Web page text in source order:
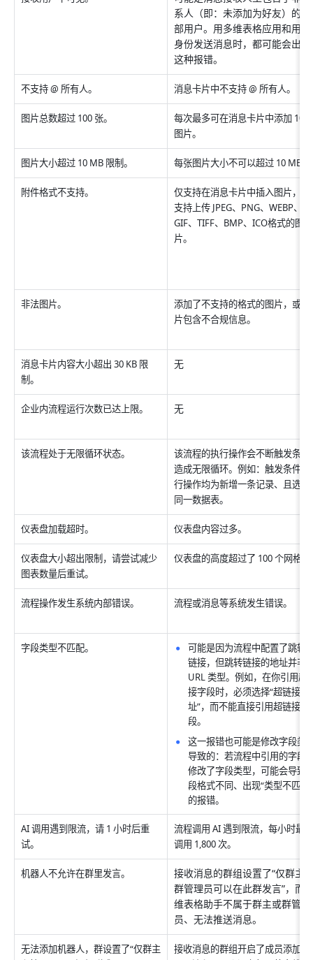
系人（即：未添加为好友）的外
部用户。用多维表格应用和用户
身份发送消息时，都可能会出现
这种报错。
不支持 @ 所有人。 消息卡片中不支持 @ 所有人。
图片总数超过 100 张。
每次最多可在消息卡片中添加 100
图片。
图片大小超过 10 MB 限制。 每张图片大小不可以超过 10 MB。
附件格式不支持。
仅支持在消息卡片中插入图片，当
支持上传 JPEG、PNG、WEBP、
GIF、TIFF、BMP、ICO格式的图
片。
非法图片。
添加了不支持的格式的图片，或是
片包含不合规信息。
消息卡片内容大小超出 30 KB 限
制。
无
企业内流程运行次数已达上限。 无
该流程处于无限循环状态。
该流程的执行操作会不断触发条件
造成无限循环。例如：触发条件与
行操作均为新增一条记录、且选择
同一数据表。
仪表盘加载超时。 仪表盘内容过多。
仪表盘大小超出限制，请尝试减少
图表数量后重试。
仪表盘的高度超过了 100 个网格。
流程操作发生系统内部错误。 流程或消息等系统发生错误。
字段类型不匹配。
可能是因为流程中配置了跳转
链接，但跳转链接的地址并非
URL 类型。例如，在你引用超
接字段时，必须选择“超链接地
址”，而不能直接引用超链接字
段。
这一报错也可能是修改字段类
导致的：若流程中引用的字段
修改了字段类型，可能会导致
段格式不同、出现“类型不匹配”
的报错。
AI 调用遇到限流，请 1 小时后重
试。
流程调用 AI 遇到限流，每小时最
调用 1,800 次。
机器人不允许在群里发言。
接收消息的群组设置了“仅群主
群管理员可以在此群发言”，而
维表格助手不属于群主或群管理
员、无法推送消息。
无法添加机器人，群设置了“仅群主
接收消息的群组开启了成员添加权